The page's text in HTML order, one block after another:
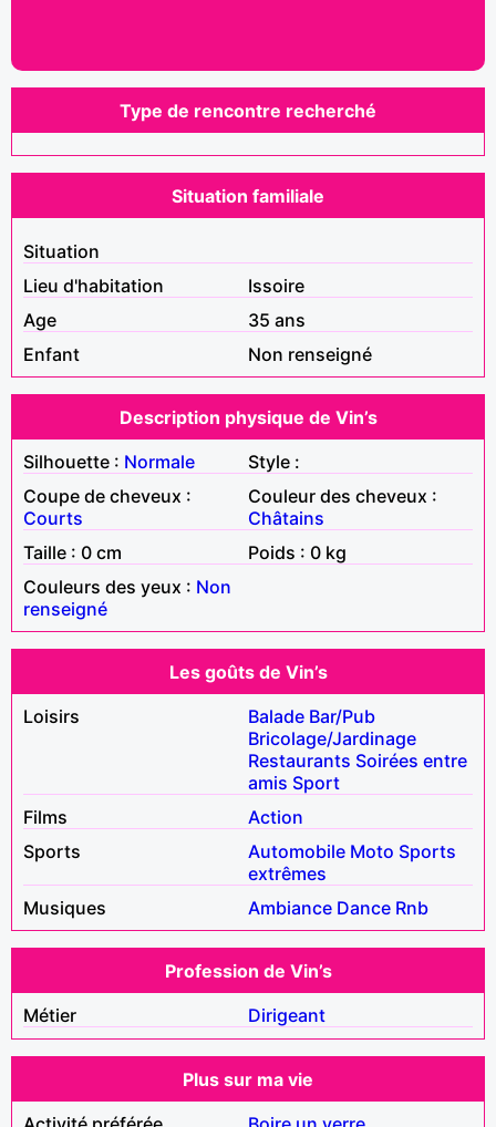
Type de rencontre recherché
Situation familiale
Situation
Lieu d'habitation
Issoire
Age
35 ans
Enfant
Non renseigné
Description physique de Vin’s
Silhouette : Normale
Style :
Coupe de cheveux :
Courts
Couleur des cheveux :
Châtains
Taille : 0 cm
Poids : 0 kg
Couleurs des yeux : Non
renseigné
Les goûts de Vin’s
Loisirs
Balade Bar/Pub
Bricolage/Jardinage
Restaurants Soirées entre
amis Sport
Films
Action
Sports
Automobile Moto Sports
extrêmes
Musiques
Ambiance Dance Rnb
Profession de Vin’s
Métier
Dirigeant
Plus sur ma vie